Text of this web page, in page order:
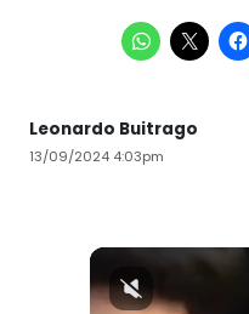
Leonardo Buitrago
13/09/2024 4:03pm